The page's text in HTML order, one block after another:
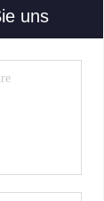
uns